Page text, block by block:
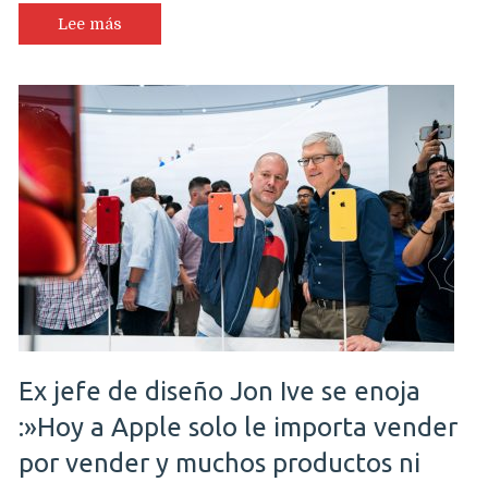
Lee más
Ex jefe de diseño Jon Ive se enoja
:»Hoy a Apple solo le importa vender
por vender y muchos productos ni